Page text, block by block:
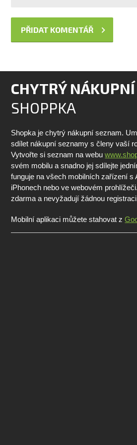
CHYTRÝ
SHOPPKA
Shopka je chytrý nákupní seznam.
sdílet nákupní seznamy s členy vaší
Vytvořte si seznam na webu
svém mobilu a snadno jej sdílejte
funguje na všech mobilních zařízení s
iPhonech nebo ve webovém
zdarma a nevyžadují žádnou
Mobilní aplikaci můžete stahovat z